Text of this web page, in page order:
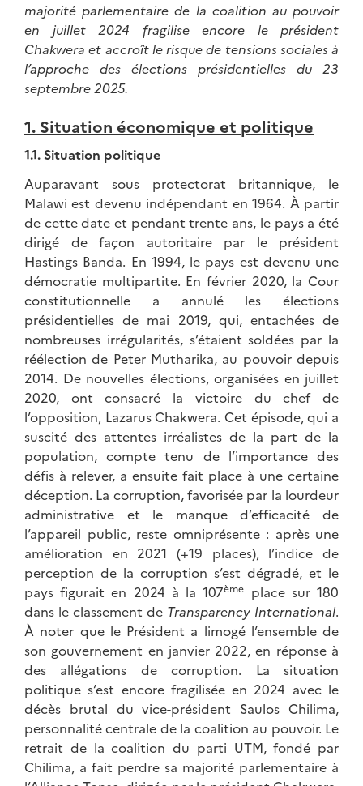
majorité parlementaire de la coalition au pouvoir
en juillet 2024 fragilise encore le président
Chakwera et accroît le risque de tensions sociales à
l’approche des élections présidentielles du 23
septembre 2025.
1. Situation économique et politique
1.1. Situation politique
Auparavant sous protectorat britannique, le
Malawi est devenu indépendant en 1964. À partir
de cette date et pendant trente ans, le pays a été
dirigé de façon autoritaire par le président
Hastings Banda. En 1994, le pays est devenu une
démocratie multipartite. En février 2020, la Cour
constitutionnelle a annulé les élections
présidentielles de mai 2019, qui, entachées de
nombreuses irrégularités, s’étaient soldées par la
réélection de Peter Mutharika, au pouvoir depuis
2014. De nouvelles élections, organisées en juillet
2020, ont consacré la victoire du chef de
l’opposition, Lazarus Chakwera. Cet épisode, qui a
suscité des attentes irréalistes de la part de la
population, compte tenu de l’importance des
défis à relever, a ensuite fait place à une certaine
déception. La corruption, favorisée par la lourdeur
administrative et le manque d’efficacité de
l’appareil public, reste omniprésente : après une
amélioration en 2021 (+19 places), l’indice de
perception de la corruption s’est dégradé, et le
pays figurait en 2024 à la 107ème place sur 180
dans le classement de Transparency International.
À noter que le Président a limogé l’ensemble de
son gouvernement en janvier 2022, en réponse à
des allégations de corruption. La situation
politique s’est encore fragilisée en 2024 avec le
décès brutal du vice-président Saulos Chilima,
personnalité centrale de la coalition au pouvoir. Le
retrait de la coalition du parti UTM, fondé par
Chilima, a fait perdre sa majorité parlementaire à